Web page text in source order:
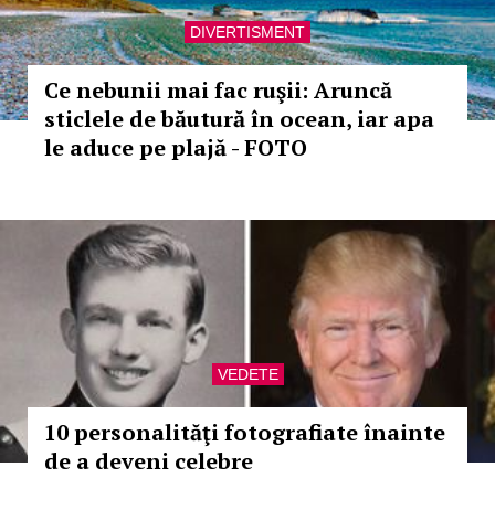
DIVERTISMENT
Ce nebunii mai fac ruşii: Aruncă
sticlele de băutură în ocean, iar apa
le aduce pe plajă - FOTO
VEDETE
10 personalităţi fotografiate înainte
de a deveni celebre